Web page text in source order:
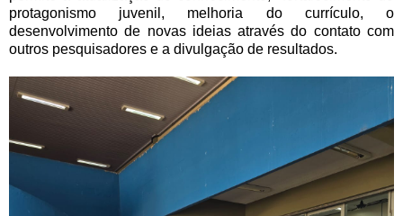
protagonismo juvenil, melhoria do currículo, o
desenvolvimento de novas ideias através do contato com
outros pesquisadores e a divulgação de resultados.